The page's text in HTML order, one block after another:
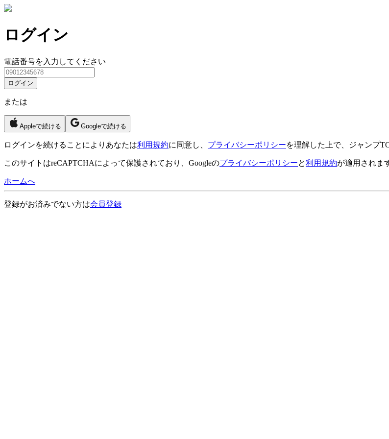
ログイン
電話番号を入力してください
ログイン
または
Appleで続ける Googleで続ける
ログインを続けることによりあなたは利用規約に同意し、 プライバシーポリシーを理解した上で、ジャンプ
このサイトはreCAPTCHAによって保護されており、Googleのプライバシーポリシーと利用規約が適用されま
ホームへ
登録がお済みでない方は会員登録